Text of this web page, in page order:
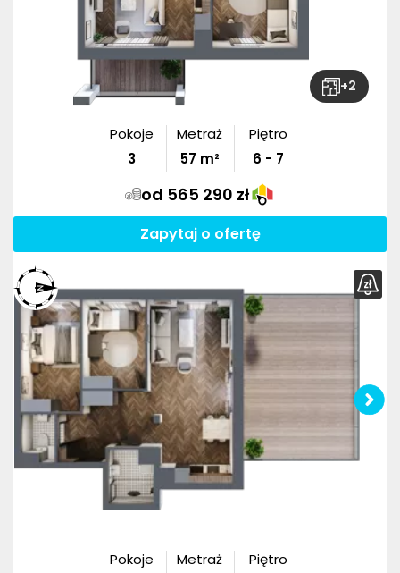
+2
Pokoje
3
Metraż
57 m²
Piętro
6 - 7
od 565 290 zł
Zapytaj o ofertę
Pokoje
Metraż
Piętro